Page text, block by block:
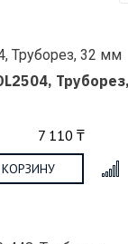
7 110 ₸